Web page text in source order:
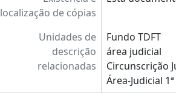
localização de cópias
Unidades de
descrição
relacionadas
Fundo TDFT
área judicial
Circunscrição
Área-Judicial